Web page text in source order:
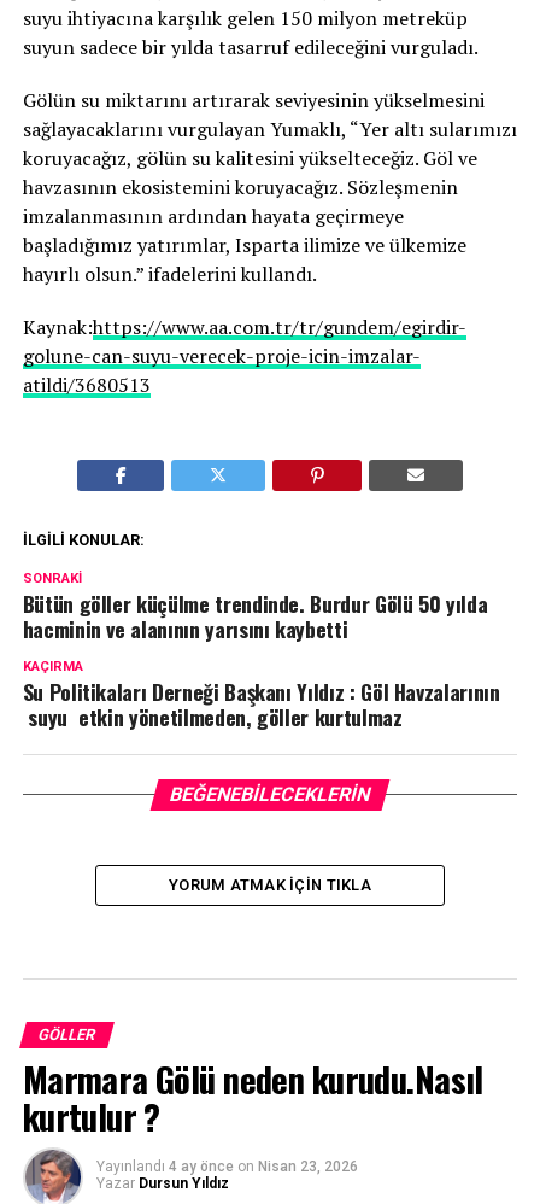
suyu ihtiyacına karşılık gelen 150 milyon metreküp
suyun sadece bir yılda tasarruf edileceğini vurguladı.
Gölün su miktarını artırarak seviyesinin yükselmesini
sağlayacaklarını vurgulayan Yumaklı, “Yer altı sularımızı
koruyacağız, gölün su kalitesini yükselteceğiz. Göl ve
havzasının ekosistemini koruyacağız. Sözleşmenin
imzalanmasının ardından hayata geçirmeye
başladığımız yatırımlar, Isparta ilimize ve ülkemize
hayırlı olsun.” ifadelerini kullandı.
Kaynak:https://www.aa.com.tr/tr/gundem/egirdir-
golune-can-suyu-verecek-proje-icin-imzalar-
atildi/3680513
İLGILI KONULAR:
SONRAKI
Bütün göller küçülme trendinde. Burdur Gölü 50 yılda
hacminin ve alanının yarısını kaybetti
KAÇIRMA
Su Politikaları Derneği Başkanı Yıldız : Göl Havzalarının
suyu etkin yönetilmeden, göller kurtulmaz
BEĞENEBILECEKLERIN
YORUM ATMAK IÇIN TIKLA
GÖLLER
Marmara Gölü neden kurudu.Nasıl
kurtulur ?
Yayınlandı 4 ay önce on Nisan 23, 2026
Yazar Dursun Yıldız